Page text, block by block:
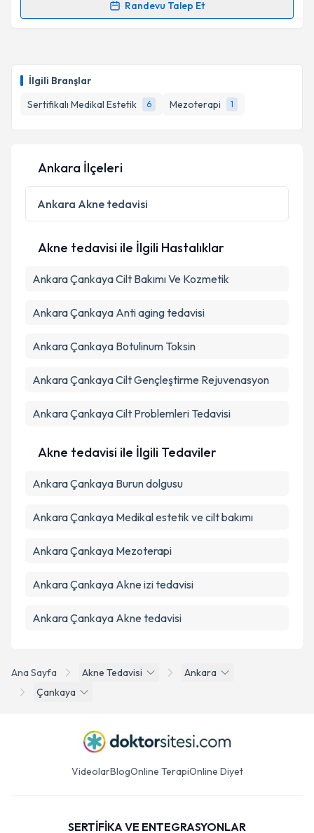
İlgili Branşlar
Sertifikalı Medikal Estetik
6 Mezoterapi 1
Takvim Talebini Gönder
Randevu Talep Et
Randevu Takvimi Talebi
için bir takvim hazırlandığında e-posta ile
bilgilendireceğiz.
E-posta Adresiniz
Kişisel verilerimin işlenmesine ilişkin
Metni'ni okudum ve kişisel verilerimin belirtilen
Ana Sayfa Akne Tedavisi
Ankara
Çankaya
Ankara İlçeleri
Ankara Akne tedavisi
Akne tedavisi ile İlgili Hastalıklar
Ankara Çankaya Cilt Bakımı Ve Kozmetik
Ankara Çankaya Anti aging tedavisi
Ankara Çankaya Botulinum Toksin
Ankara Çankaya Cilt Gençleştirme Rejuvenasyon
Ankara Çankaya Cilt Problemleri Tedavisi
Akne tedavisi ile İlgili Tedaviler
Ankara Çankaya Burun dolgusu
Ankara Çankaya Medikal estetik ve cilt bakımı
Ankara Çankaya Mezoterapi
Ankara Çankaya Akne izi tedavisi
Ankara Çankaya Akne tedavisi
VideolarBlogOnline TerapiOnline Diyet
SERTİFİKA VE ENTEGRASYONLAR